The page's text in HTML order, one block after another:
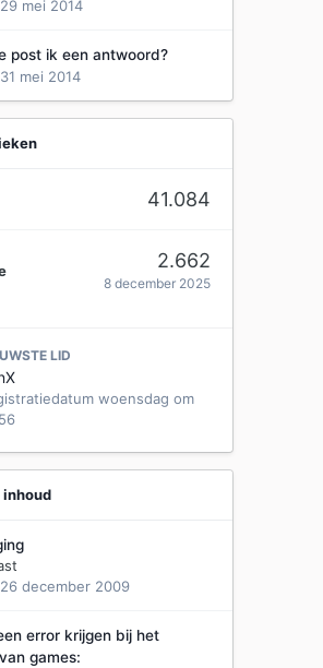
29 mei 2014
post ik een antwoord?
31 mei 2014
41.084
2.662
8 december 2025
LID
woensdag om
inhoud
26 december 2009
error krijgen bij het
games: